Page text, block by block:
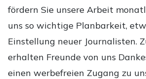
fördern Sie unsere Arbeit
uns so wichtige Planbarkeit,
Einstellung neuer Journalisten.
erhalten Freunde von uns
einen werbefreien Zugang zu